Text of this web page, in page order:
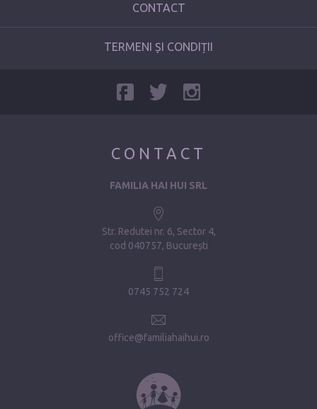
CONTACT
TERMENI ȘI CONDIȚII
CONTACT
FAMILIA HAI HUI SRL
Str. Redutei nr. 6, Sector 4
cod 040757, București
0745 752 724
office@familiahaihui.ro